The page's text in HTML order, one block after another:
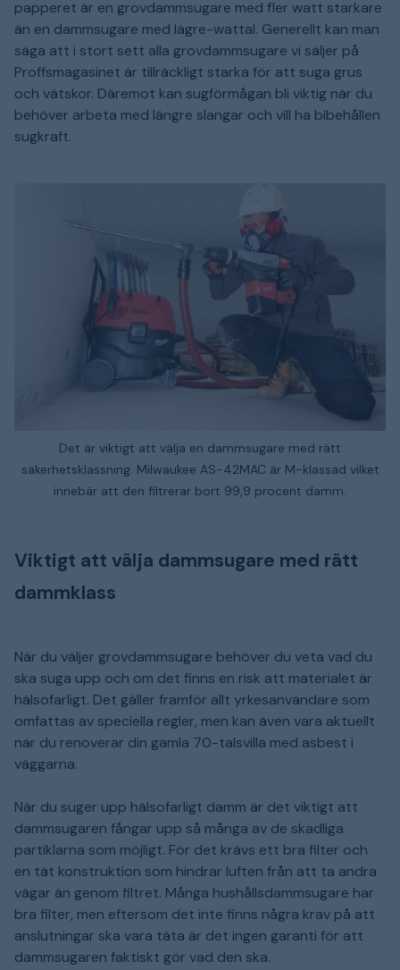
papperet är en grovdammsugare med fler watt starkare
än en dammsugare med lägre-wattal. Generellt kan man
säga att i stort sett alla grovdammsugare vi säljer på
Proffsmagasinet är tillräckligt starka för att suga grus
och vätskor. Däremot kan sugförmågan bli viktig när du
behöver arbeta med längre slangar och vill ha bibehållen
sugkraft.
Det är viktigt att välja en dammsugare med rätt
säkerhetsklassning. Milwaukee AS-42MAC är M-klassad vilket
innebär att den filtrerar bort 99,9 procent damm.
Viktigt att välja dammsugare med rätt
dammklass
När du väljer grovdammsugare behöver du veta vad du
ska suga upp och om det finns en risk att materialet är
hälsofarligt. Det gäller framför allt yrkesanvändare som
omfattas av speciella regler, men kan även vara aktuellt
när du renoverar din gamla 70-talsvilla med asbest i
väggarna.
När du suger upp hälsofarligt damm är det viktigt att
dammsugaren fångar upp så många av de skadliga
partiklarna som möjligt. För det krävs ett bra filter och
en tät konstruktion som hindrar luften från att ta andra
vägar än genom filtret. Många hushållsdammsugare har
bra filter, men eftersom det inte finns några krav på att
anslutningar ska vara täta är det ingen garanti för att
dammsugaren faktiskt gör vad den ska.